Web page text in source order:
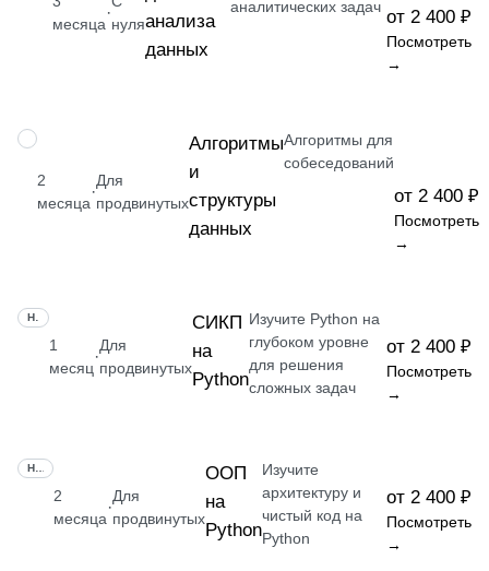
месяца
·
нуляанализа
данных
аналитических задач от 2 400 ₽
Посмотреть
→
НАВЫК
2
месяца
·
Для
продвинутых
Алгоритмы
и
структуры
данных
Алгоритмы для
собеседований
от 2 400 ₽
Посмотреть
→
1
месяц
·
Для
продвинутых
СИКП
на
Python
Изучите Python на
глубоком уровне
для решения
сложных задач
от 2 400 ₽
Посмотреть
→
2
месяца
·
Для
продвинутых
ООП
на
Python
Изучите
архитектуру и
чистый код на
Python
от 2 400 ₽
Посмотреть
→